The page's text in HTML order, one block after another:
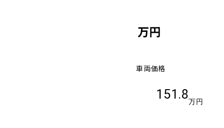
万円
車両価格
151.8
万円